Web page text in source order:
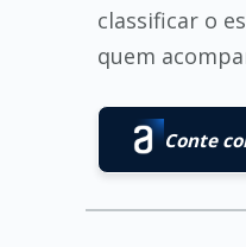
classificar o
quem
Conte